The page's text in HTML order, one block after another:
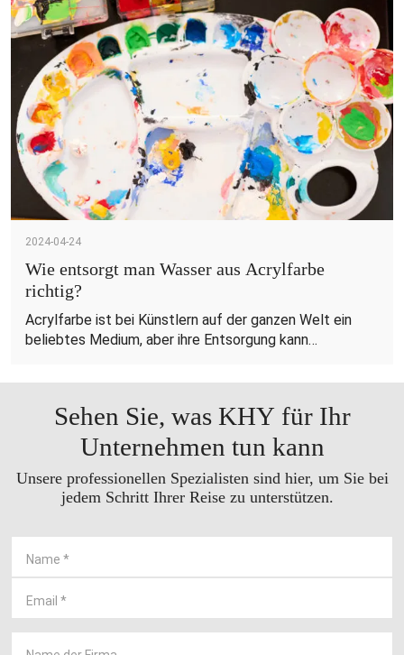
In diesem Blog befassen wir uns mit der anhaltenden
Debatte zwischen Aquarell- und Acrylfarben, zwei
beliebten Medien unter Anfängern. Indem wir Einblicke
und Anleitungen geben, möchten wir Anfängern helfen,
fundierte Entscheidungen zu treffen und ihre
künstlerischen Unternehmungen mit Zuversicht
anzugehen.
2024-04-24
Wie entsorgt man Wasser aus Acrylfarbe
richtig?
Acrylfarbe ist bei Künstlern auf der ganzen Welt ein
beliebtes Medium, aber ihre Entsorgung kann
Entsorgung von Acrylfarbenwasser kann zur
Tierwelt führen. Daher ist es wichtig, ordnungsgemäße
Entsorgungsmethoden anzuwenden, um die
Umweltbelastung zu minimieren. In diesem Leitfaden
untersuchen wir effektive Möglichkeiten zur
sorgfältigen Entsorgung von Acrylfarbenwasser, die
gewährleisten.
Sehen Sie, was KHY für Ihr
Unternehmen tun kann
Unsere professionellen Spezialisten sind hier, um Sie bei
jedem Schritt Ihrer Reise zu unterstützen.
Name *
Email *